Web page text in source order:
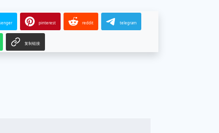
pinterest reddit telegram
复制链接